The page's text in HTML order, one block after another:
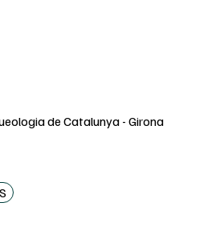
de Catalunya - Girona